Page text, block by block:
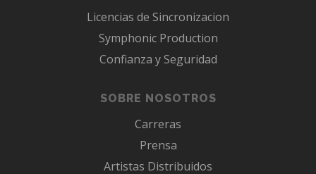
Licencias de Sincronizacion
Symphonic Production
Confianza y Seguridad
SOBRE NOSOTROS
Carreras
Prensa
Artistas Distribuidos